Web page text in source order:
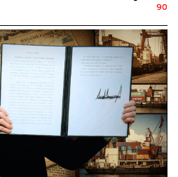
จาคให้วัดตั้งแต่ปี 2568 เป็นต้น
Donation ของกรมสรรพากร เพื่อ
นที่ถูกต้อง
นแบบแสดงรายการภาษี
(ช่วงต้นปี) ให้เรานำหลักฐานการ
มูลในแบบแสดงรายการภาษี
ช่องที่กำหนดสำหรับเงินบริจาค
90